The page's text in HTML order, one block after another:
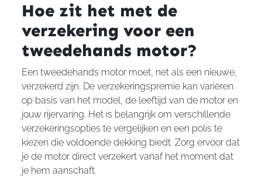
Hoe zit het met de
verzekering voor een
tweedehands motor?
Een tweedehands motor moet, net als een nieuwe,
verzekerd zijn. De verzekeringspremie kan variëren
op basis van het model, de leeftijd van de motor en
jouw rijervaring. Het is belangrijk om verschillende
verzekeringsopties te vergelijken en een polis te
kiezen die voldoende dekking biedt. Zorg ervoor dat
je de motor direct verzekert vanaf het moment dat
je hem aanschaft.